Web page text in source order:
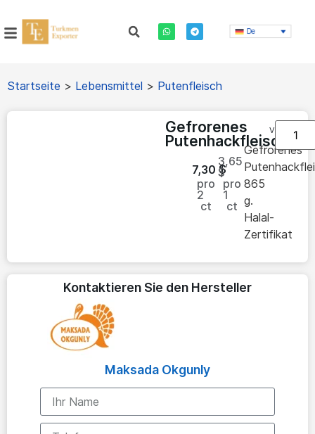
De
Startseite > Lebensmittel > Putenfleisch
Gefrorenes
Putenhackfleisch
7,30 $
pro
2
ct
3,65
$
pro
1
ct
Gefrorenes
865
g.
Halal-
Zertifikat
Vorrätig
Kontaktieren Sie den Hersteller
Maksada Okgunly